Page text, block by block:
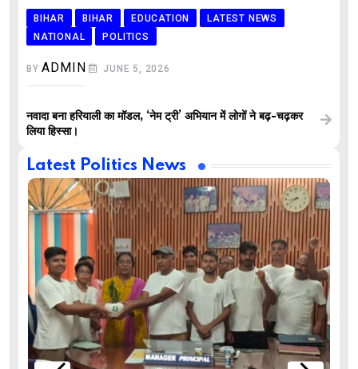
BIHAR BIHAR EDUCATION
LATEST NEWS
NATIONAL
POLITICS
BYADMIN JUNE 5, 2026
नवादा बना हरियाली का मॉडल, ‘नेम ट्री’ अभियान में लोगों ने बढ़-चढ़कर
लिया हिस्सा।
Latest Politics News